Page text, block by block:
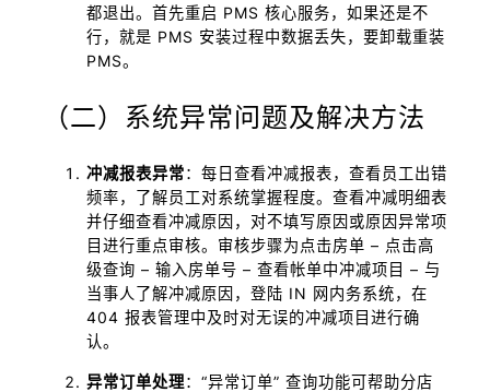
都退出。首先重启 PMS 核心服务，如果还是不
行，就是 PMS 安装过程中数据丢失，要卸载重装
PMS。
（二）系统异常问题及解决方法
冲减报表异常：每日查看冲减报表，查看员工出错
频率，了解员工对系统掌握程度。查看冲减明细表
并仔细查看冲减原因，对不填写原因或原因异常项
目进行重点审核。审核步骤为点击房单 – 点击高
级查询 – 输入房单号 – 查看帐单中冲减项目 – 与
当事人了解冲减原因，登陆 IN 网内务系统，在
404 报表管理中及时对无误的冲减项目进行确
认。
异常订单处理：“异常订单” 查询功能可帮助分店